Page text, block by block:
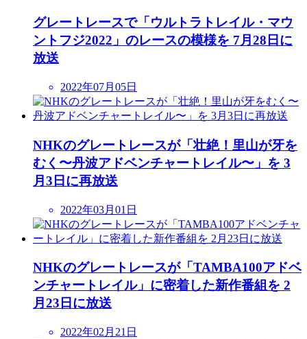
グレートレースで「ウルトラトレイル・マウ
ントフジ2022」のレースの模様を 7月28日に
放送
2022年07月05日
NHKのグレートレースが「壮絶！里山が牙を
むく〜丹波アドベンチャートレイル〜」を 3
月3日に再放送
2022年03月01日
NHKのグレートレースが「TAMBA100アドベ
ンチャートレイル」に密着した新作番組を 2
月23日に放送
2022年02月21日